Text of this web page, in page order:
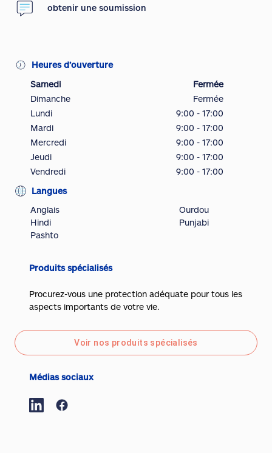
obtenir une soumission
Heures d’ouverture
Samedi
Fermée
Dimanche
Fermée
Lundi
9:00 - 17:00
Mardi
9:00 - 17:00
Mercredi
9:00 - 17:00
Jeudi
9:00 - 17:00
Vendredi
9:00 - 17:00
Langues
Anglais
Hindi
Pashto
Ourdou
Punjabi
Produits spécialisés
Procurez-vous une protection adéquate pour tous les
aspects importants de votre vie.
Voir nos produits spécialisés
Médias sociaux